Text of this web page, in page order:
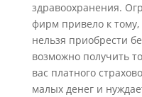
здравоохранения.
фирм привело к
нельзя приобрести
возможно получить
вас платного
малых денег и